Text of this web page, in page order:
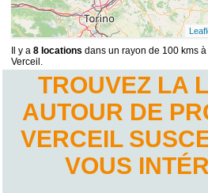
Il y a8 locations dans un rayon de 100 kms
Verceil.
TROUVEZ LA
AUTOUR DE
VERCEIL
VOUS